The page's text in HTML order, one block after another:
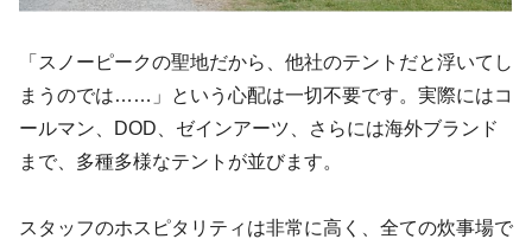
「スノーピークの聖地だから、他社のテントだと浮いてし
まうのでは……」という心配は一切不要です。実際にはコ
ールマン、DOD、ゼインアーツ、さらには海外ブランド
まで、多種多様なテントが並びます。
スタッフのホスピタリティは非常に高く、全ての炊事場で